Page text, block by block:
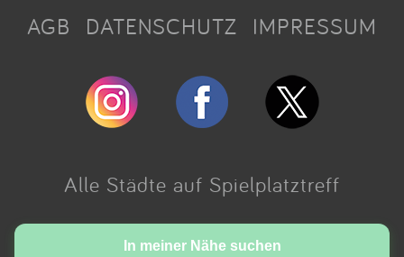
In meiner Nähe suchen
AGB DATENSCHUTZ IMPRESSUM
Alle Städte auf Spielplatztreff
Made with love in Cologne.